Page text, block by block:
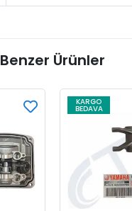
Benzer Ürünler
KARGO
BEDAVA